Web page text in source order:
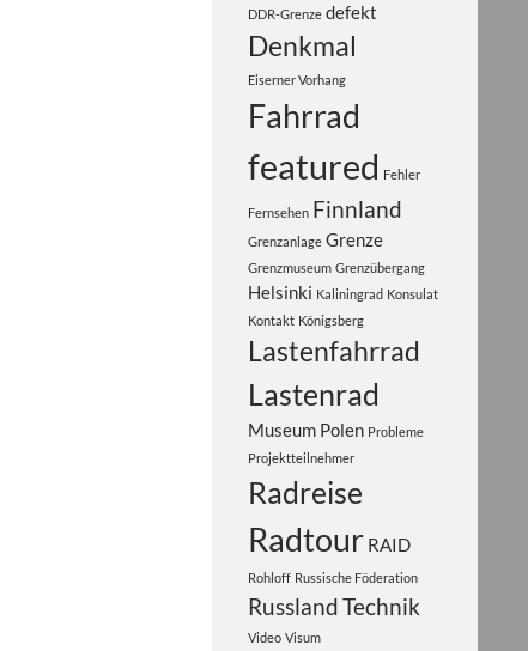
DDR-Grenze defekt
Denkmal
Eiserner Vorhang
Fahrrad
featured Fehler
Fernsehen Finnland
Grenzanlage Grenze
Grenzmuseum Grenzübergang
Helsinki Kaliningrad Konsulat
Kontakt Königsberg
Lastenfahrrad
Lastenrad
Museum Polen Probleme
Projektteilnehmer
Radreise
Radtour RAID
Rohloff Russische Föderation
RusslandTechnik
Video Visum